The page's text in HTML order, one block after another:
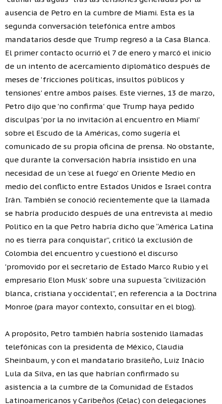
ausencia de Petro en la cumbre de Miami. Esta es la
segunda conversación telefónica entre ambos
mandatarios desde que Trump regresó a la Casa Blanca.
El primer contacto ocurrió el 7 de enero y marcó el inicio
de un intento de acercamiento diplomático después de
meses de 'fricciones políticas, insultos públicos y
tensiones' entre ambos países. Este viernes, 13 de marzo,
Petro dijo que 'no confirma' que Trump haya pedido
disculpas 'por la no invitación al encuentro en Miami'
sobre el Escudo de la Américas, como sugería el
comunicado de su propia oficina de prensa. No obstante,
que durante la conversación habría insistido en una
necesidad de un 'cese al fuego' en Oriente Medio en
medio del conflicto entre Estados Unidos e Israel contra
Irán. También se conoció recientemente que la llamada
se habría producido después de una entrevista al medio
Politico en la que Petro habría dicho que “América Latina
no es tierra para conquistar”, criticó la exclusión de
Colombia del encuentro y cuestionó el discurso
'promovido por el secretario de Estado Marco Rubio y el
empresario Elon Musk' sobre una supuesta “civilización
blanca, cristiana y occidental”, en referencia a la Doctrina
Monroe (para mayor contexto, consultar en el blog).
A propósito, Petro también habría sostenido llamadas
telefónicas con la presidenta de México, Claudia
Sheinbaum, y con el mandatario brasileño, Luiz Inácio
Lula da Silva, en las que habrían confirmado su
asistencia a la cumbre de la Comunidad de Estados
Latinoamericanos y Caribeños (Celac) con delegaciones